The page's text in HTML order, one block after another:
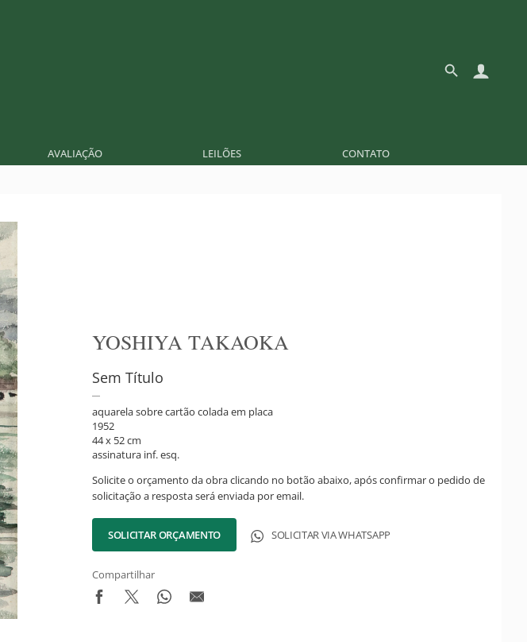
AVALIAÇÃO LEILÕES CONTATO
YOSHIYA TAKAOKA
Sem Título
aquarela sobre cartão colada em placa
1952
44 x 52 cm
assinatura inf. esq.
Solicite o orçamento da obra clicando no botão abaixo, após confirmar o pedido de
solicitação a resposta será enviada por email.
SOLICITAR ORÇAMENTO SOLICITAR VIA WHATSAPP
Compartilhar